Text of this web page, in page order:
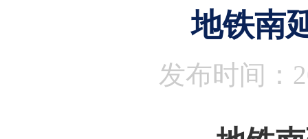
地铁南
发布时间：